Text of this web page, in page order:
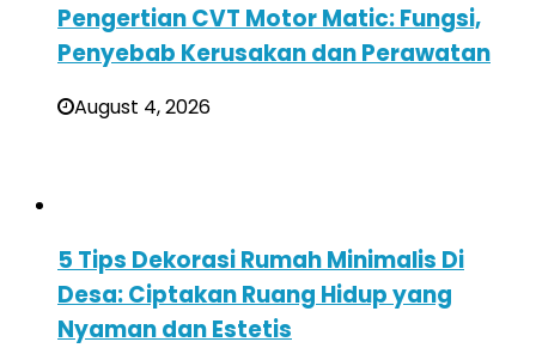
Pengertian CVT Motor Matic: Fungsi,
Penyebab Kerusakan dan Perawatan
August 4, 2026
5 Tips Dekorasi Rumah Minimalis Di
Desa: Ciptakan Ruang Hidup yang
Nyaman dan Estetis